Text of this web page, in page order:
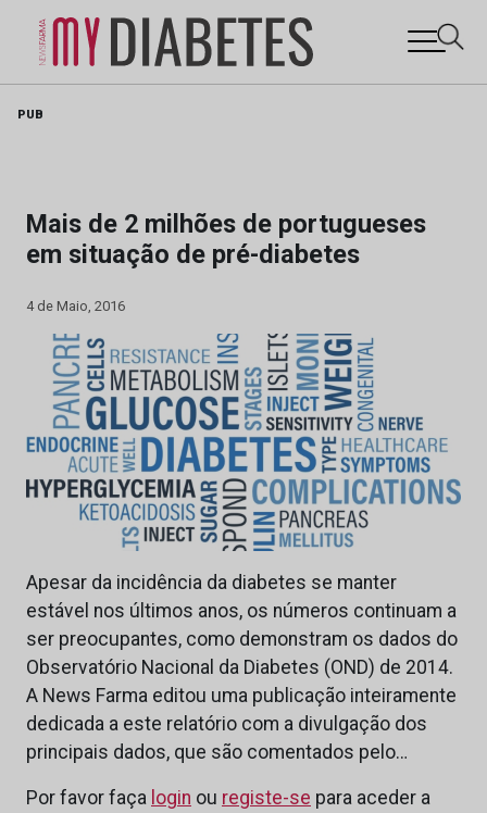
PUB
Mais de 2 milhões de portugueses
em situação de pré-diabetes
4 de Maio, 2016
Apesar da incidência da diabetes se manter
estável nos últimos anos, os números continuam a
ser preocupantes, como demonstram os dados do
Observatório Nacional da Diabetes (OND) de 2014.
A News Farma editou uma publicação inteiramente
dedicada a este relatório com a divulgação dos
principais dados, que são comentados pelo…
Por favor faça login ou registe-se para aceder a